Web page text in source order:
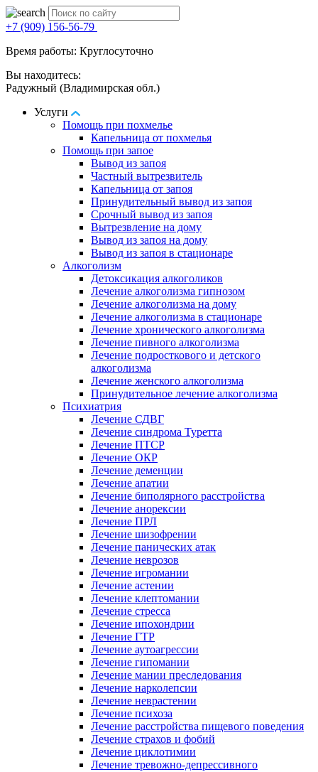
+7 (909) 156-56-79
Время работы: Круглосуточно
Вы находитесь:
Радужный (Владимирская обл.)
Услуги
Помощь при похмелье
Капельница от похмелья
Помощь при запое
Вывод из запоя
Частный вытрезвитель
Капельница от запоя
Принудительный вывод из запоя
Срочный вывод из запоя
Вытрезвление на дому
Вывод из запоя на дому
Вывод из запоя в стационаре
Алкоголизм
Детоксикация алкоголиков
Лечение алкоголизма гипнозом
Лечение алкоголизма на дому
Лечение алкоголизма в стационаре
Лечение хронического алкоголизма
Лечение пивного алкоголизма
Лечение подросткового и детского
алкоголизма
Лечение женского алкоголизма
Принудительное лечение алкоголизма
Психиатрия
Лечение СДВГ
Лечение синдрома Туретта
Лечение ПТСР
Лечение ОКР
Лечение деменции
Лечение апатии
Лечение биполярного расстройства
Лечение анорексии
Лечение ПРЛ
Лечение шизофрении
Лечение панических атак
Лечение неврозов
Лечение игромании
Лечение астении
Лечение клептомании
Лечение стресса
Лечение ипохондрии
Лечение ГТР
Лечение аутоагрессии
Лечение гипомании
Лечение мании преследования
Лечение нарколепсии
Лечение неврастении
Лечение психоза
Лечение расстройства пищевого поведения
Лечение страхов и фобий
Лечение циклотимии
Лечение тревожно-депрессивного